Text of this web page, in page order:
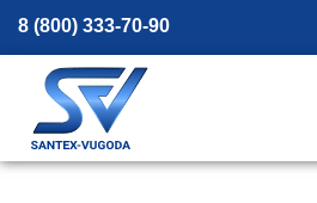
8 (800) 333-70-90